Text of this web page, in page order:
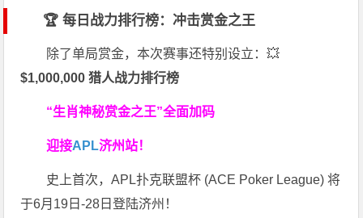
🏆 每日战力排行榜：冲击赏金之王
除了单局赏金，本次赛事还特别设立：💥
$1,000,000 猎人战力排行榜
“生肖神秘赏金之王”全面加码
迎接APL济州站！
史上首次，APL扑克联盟杯 (ACE Poker League) 将
于6月19日-28日登陆济州！